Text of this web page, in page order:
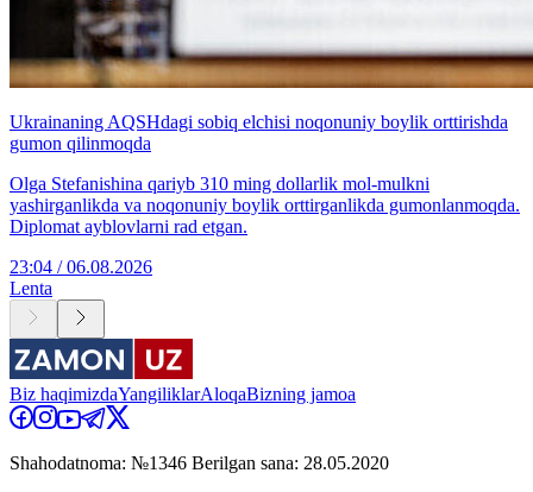
Ukrainaning AQSHdagi sobiq elchisi noqonuniy boylik orttirishda
gumon qilinmoqda
Olga Stefanishina qariyb 310 ming dollarlik mol-mulkni
yashirganlikda va noqonuniy boylik orttirganlikda gumonlanmoqda.
Diplomat ayblovlarni rad etgan.
23:04 / 06.08.2026
Lenta
Biz haqimizdaYangiliklarAloqaBizning jamoa
Shahodatnoma: №1346 Berilgan sana: 28.05.2020